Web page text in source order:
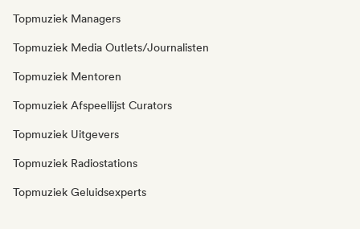
Topmuziek Managers
Topmuziek Media Outlets/Journalisten
Topmuziek Mentoren
Topmuziek Afspeellijst Curators
Topmuziek Uitgevers
Topmuziek Radiostations
Topmuziek Geluidsexperts